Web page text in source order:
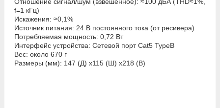
f=1 кГц)
Искажения: ≈0,1%
Источник питания: 24 В постоянного тока (от ресивера)
Потребляемая мощность: 0,72 Вт
Интерфейс устройства: Сетевой порт Cat5 TypeB
Вес: около 670 г
Размеры (мм): 147 (Д) x115 (Ш) x218 (В)